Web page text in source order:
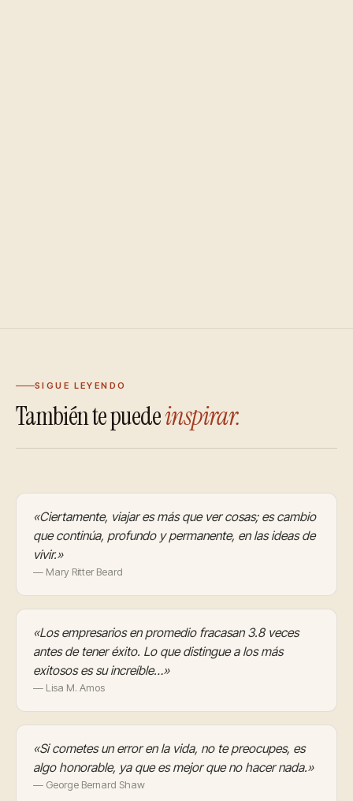
SIGUE LEYENDO
También te puedeinspirar.
«Ciertamente, viajar es más que ver cosas; es cambio
que continúa, profundo y permanente, en las ideas de
vivir.»
— Mary Ritter Beard
«Los empresarios en promedio fracasan 3.8 veces
antes de tener éxito. Lo que distingue a los más
exitosos es su increíble…»
— Lisa M. Amos
«Si cometes un error en la vida, no te preocupes, es
algo honorable, ya que es mejor que no hacer nada.»
— George Bernard Shaw